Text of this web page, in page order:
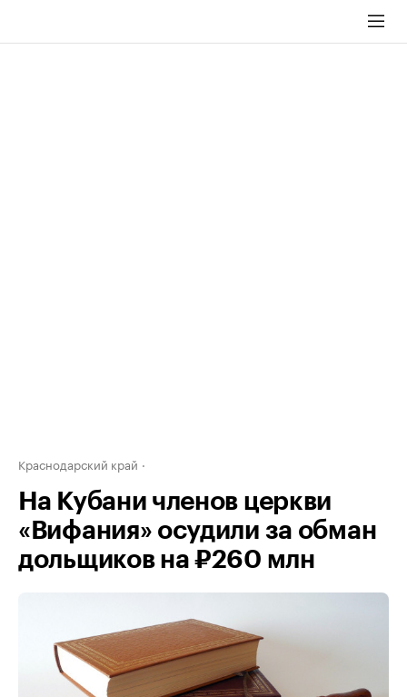
Краснодарский край
На Кубани членов церкви
«Вифания» осудили за обман
дольщиков на ₽260 млн